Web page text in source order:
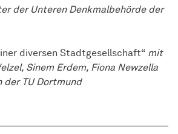
der Unteren Denkmalbehörde der
diversen Stadtgesellschaft“ mit
Sinem Erdem, Fiona Newzella
der TU Dortmund